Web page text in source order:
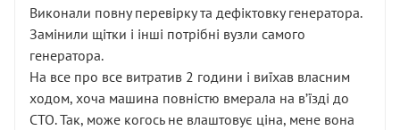
Виконали повну перевірку та дефіктовку генератора.
Замінили щітки і інші потрібні вузли самого
генератора.
На все про все витратив 2 години і виїхав власним
ходом, хоча машина повністю вмерала на вʼїзді до
СТО. Так, може когось не влаштовує ціна, мене вона